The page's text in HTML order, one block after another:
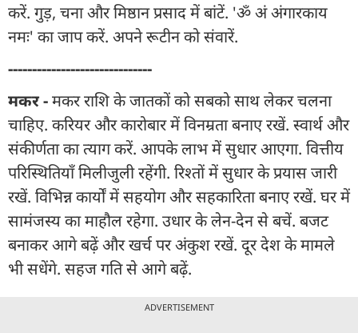
करें. गुड़, चना और मिष्ठान प्रसाद में बांटें. 'ॐ अं अंगारकाय
नमः' का जाप करें. अपने रूटीन को संवारें.
------------------------------
मकर -मकर राशि के जातकों को सबको साथ लेकर चलना
चाहिए. करियर और कारोबार में विनम्रता बनाए रखें. स्वार्थ और
संकीर्णता का त्याग करें. आपके लाभ में सुधार आएगा. वित्तीय
परिस्थितियाँ मिलीजुली रहेंगी. रिश्तों में सुधार के प्रयास जारी
रखें. विभिन्न कार्यों में सहयोग और सहकारिता बनाए रखें. घर में
सामंजस्य का माहौल रहेगा. उधार के लेन-देन से बचें. बजट
बनाकर आगे बढ़ें और खर्च पर अंकुश रखें. दूर देश के मामले
भी सधेंगे. सहज गति से आगे बढ़ें.
ADVERTISEMENT